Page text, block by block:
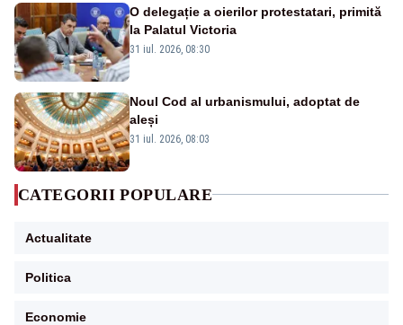
O delegație a oierilor protestatari, primită
la Palatul Victoria
31 iul. 2026, 08:30
Noul Cod al urbanismului, adoptat de
aleși
31 iul. 2026, 08:03
CATEGORII POPULARE
Actualitate
Politica
Economie